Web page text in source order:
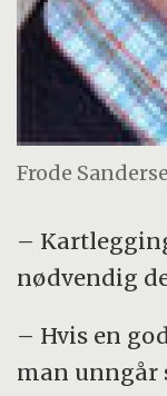
Frode
–
nødvendig
– Hvis en
man unngår